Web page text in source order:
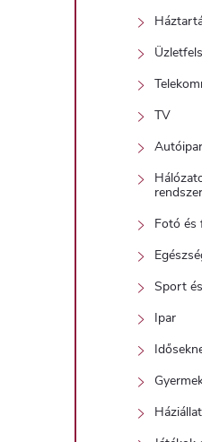
TV
Autóipar
Fotó és
Sport
Ipar